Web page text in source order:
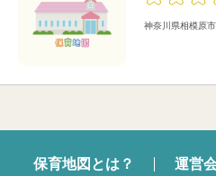
神奈川県相模原
保育地図とは？ 運営